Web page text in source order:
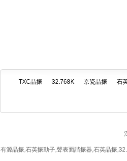
TXC晶振 32.768K 京瓷晶振 石
有源晶振,石英振動子,聲表面諧振器,石英晶振,